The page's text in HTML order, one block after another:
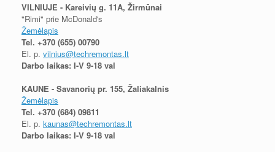
VILNIUJE - Kareivių g. 11A, Žirmūnai
"Rimi" prie McDonald's
Žemėlapis
Tel. +370 (655) 00790
El. p. vilnius@techremontas.lt
Darbo laikas: I-V 9-18 val
KAUNE - Savanorių pr. 155, Žaliakalnis
Žemėlapis
Tel. +370 (684) 09811
El. p. kaunas@techremontas.lt
Darbo laikas: I-V 9-18 val